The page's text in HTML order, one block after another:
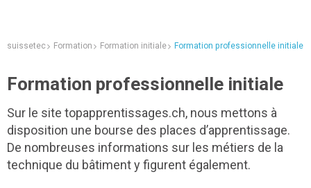
suissetec Formation Formation initiale Formation professionnelle initiale
Formation professionnelle initiale
Sur le site topapprentissages.ch, nous mettons à
disposition une bourse des places d’apprentissage.
De nombreuses informations sur les métiers de la
technique du bâtiment y figurent également.